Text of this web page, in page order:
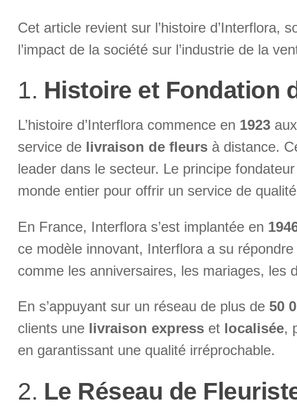
Cet article revient sur l’histoire d’Interflora,
l’impact de la société sur l’industrie de la
1. Histoire et Fondation
L’histoire d’Interflora commence en 1923
service de livraison de fleurs à distance.
leader dans le secteur. Le principe
monde entier pour offrir un service de
En France, Interflora s’est implantée en
ce modèle innovant, Interflora a su
comme les anniversaires, les mariages, les
En s’appuyant sur un réseau de plus de 50
clients une livraison express et localisée,
en garantissant une qualité irréprochable.
2. Le Réseau de